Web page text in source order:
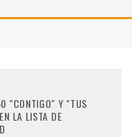
"CONTIGO" Y "TUS
LA LISTA DE